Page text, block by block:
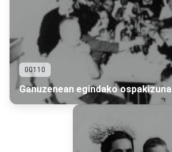
00110
Ganuzenean egindako ospakizuna